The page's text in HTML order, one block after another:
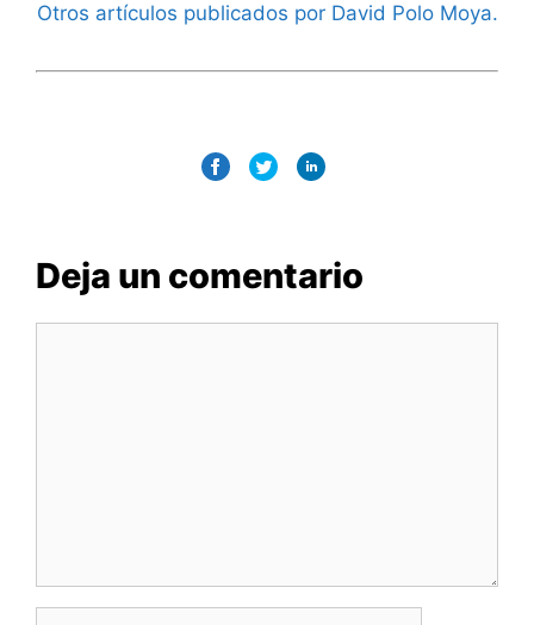
Otros artículos publicados por David Polo Moya.
Deja un comentario